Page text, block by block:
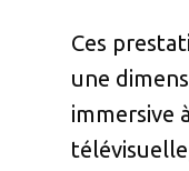
Ces
une
immersive